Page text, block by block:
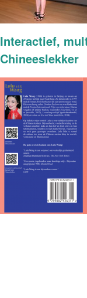
Interactief,
Chineeslekker